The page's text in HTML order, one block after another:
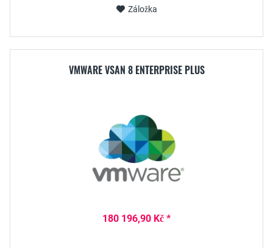
Záložka
VMWARE VSAN 8 ENTERPRISE PLUS
180 196,90 Kč *